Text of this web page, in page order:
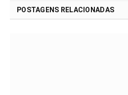
POSTAGENS RELACIONADAS